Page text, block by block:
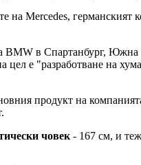
Mercedes, германският
BMW в Спартанбург,
цел е "разработване на
продукт на
човек - 167 см, и